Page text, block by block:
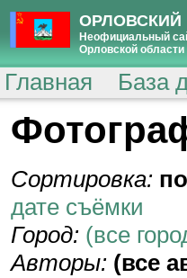
ОРЛОВСКИЙ
Неофициальный
Орловской области
Главная База
Сортировка:
дате съёмки
Город: (все
Авторы: (все